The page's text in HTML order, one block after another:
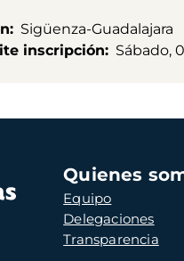
Sigüenza-Guadalajara
inscripción
Sábado,
Navegación
principal
Quienes
Equipo
Delegaciones
Transparencia